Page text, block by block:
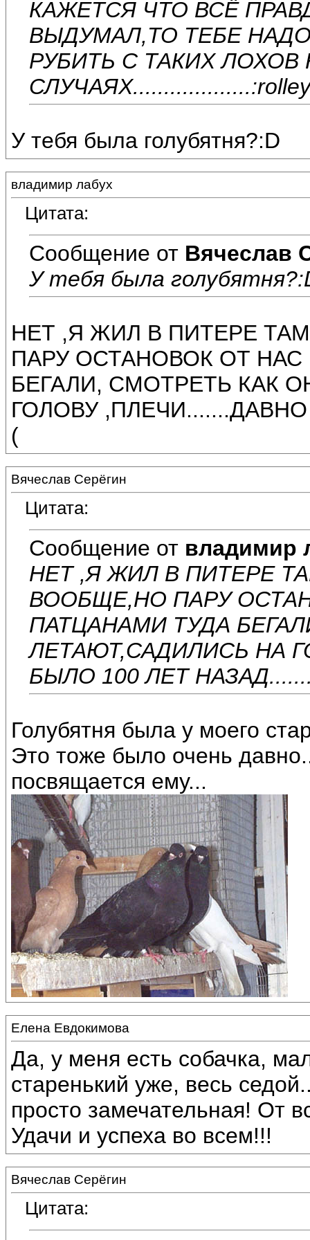
КАЖЕТСЯ ЧТО ВСЁ
ВЫДУМАЛ,ТО ТЕБЕ
РУБИТЬ С ТАКИХ ЛОХОВ
У тебя была голубятня?:D
владимир лабух
Цитата:
Сообщение от Вячеслав
У тебя была
НЕТ ,Я ЖИЛ В ПИТЕРЕ
ПАРУ ОСТАНОВОК ОТ
БЕГАЛИ, СМОТРЕТЬ КАК
ГОЛОВУ
(
Вячеслав Серёгин
Цитата:
Сообщение от владимир
НЕТ ,Я ЖИЛ В ПИТЕРЕ
ВООБЩЕ,НО ПАРУ
ПАТЦАНАМИ ТУДА
ЛЕТАЮТ,САДИЛИСЬ НА
БЫЛО 100 ЛЕТ
Голубятня была у моего
Это тоже было очень
посвящается ему...
Елена Евдокимова
Да, у меня есть собачка,
старенький уже, весь
просто замечательная! От
Удачи и успеха во всем!!!
Вячеслав Серёгин
Цитата: